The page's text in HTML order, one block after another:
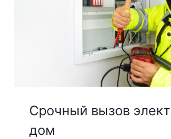
Срочный вызов
дом